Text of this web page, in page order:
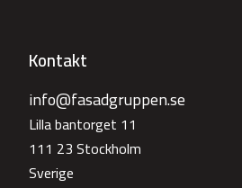
Kontakt
info@fasadgruppen.se
Lilla bantorget 11
111 23 Stockholm
Sverige